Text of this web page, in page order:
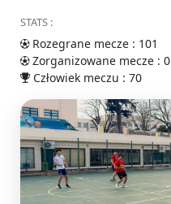
STATS :
Rozegrane mecze : 101
Zorganizowane mecze : 0
Człowiek meczu : 70